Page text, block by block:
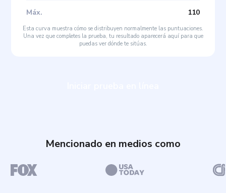
Máx. 110
Esta curva muestra cómo se distribuyen normalmente las puntuaciones.
Una vez que completes la prueba, tu resultado aparecerá aquí para que
puedas ver dónde te sitúas.
Mencionado en medios como